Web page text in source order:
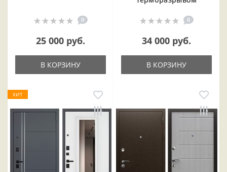
0
25 000 руб.
В КОРЗИНУ
0
34 000 руб.
В КОРЗИНУ
ХИТ